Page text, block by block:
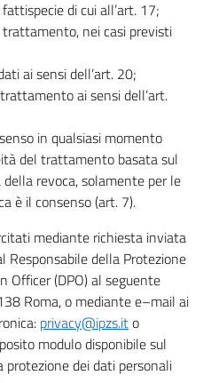
di cui all’art. 17;
nei casi previsti
ai sensi dell’art. 20;
ai sensi dell’art.
in qualsiasi momento
del trattamento basata sul
revoca, solamente per le
è il consenso (art. 7).
mediante richiesta inviata
Responsabile della Protezione
Officer (DPO) al seguente
Roma, o mediante e–mail ai
privacy@ipzs.ito
modulo disponibile sul
protezione dei dati personali